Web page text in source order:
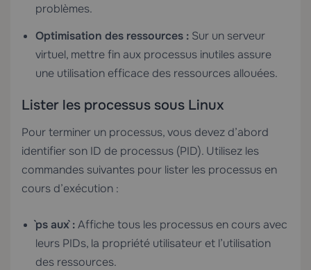
problèmes.
Optimisation des ressources : Sur un serveur
virtuel, mettre fin aux processus inutiles assure
une utilisation efficace des ressources allouées.
Lister les processus sous Linux
Pour terminer un processus, vous devez d’abord
identifier son ID de processus (PID). Utilisez les
commandes suivantes pour lister les processus en
cours d’exécution :
`ps aux` :Affiche tous les processus en cours avec
leurs PIDs, la propriété utilisateur et l’utilisation
des ressources.